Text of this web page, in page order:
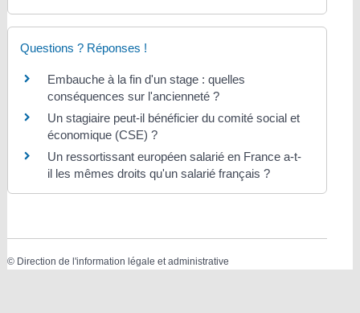
Questions ? Réponses !
Embauche à la fin d'un stage : quelles
conséquences sur l'ancienneté ?
Un stagiaire peut-il bénéficier du comité social et
économique (CSE) ?
Un ressortissant européen salarié en France a-t-
il les mêmes droits qu'un salarié français ?
© Direction de l'information légale et administrative